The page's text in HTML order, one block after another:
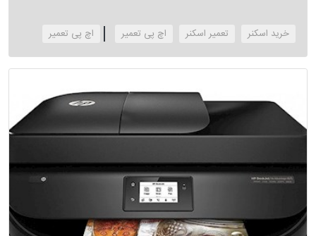
خرید اسکنر تعمیر اسکنر اچ پی تعمیر ‌اچ پی تعمیر